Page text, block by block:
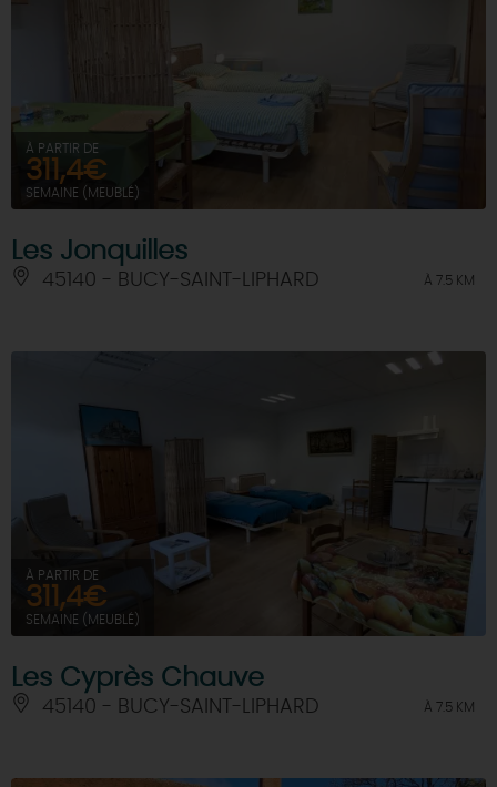
À PARTIR DE
311,4€
SEMAINE (MEUBLÉ)
Les Jonquilles
45140 - BUCY-SAINT-LIPHARD À 7.5 KM
À PARTIR DE
311,4€
SEMAINE (MEUBLÉ)
Les Cyprès Chauve
45140 - BUCY-SAINT-LIPHARD À 7.5 KM